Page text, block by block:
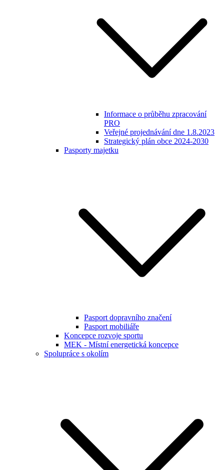
Informace o průběhu zpracování
PRO
Veřejné projednávání dne 1.8.2023
Strategický plán obce 2024-2030
Pasporty majetku
Pasport dopravního značení
Pasport mobiliáře
Koncepce rozvoje sportu
MEK - Místní energetická koncepce
Spolupráce s okolím